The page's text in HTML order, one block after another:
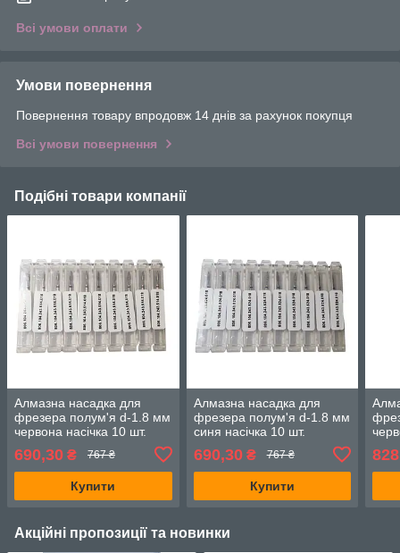
Всі умови оплати
Умови повернення
Повернення товару впродовж 14 днів за рахунок покупця
Всі умови повернення
Подібні товари компанії
Алмазна насадка для
фрезера полум'я d-1.8 мм
червона насічка 10 шт.
690,30 ₴ 767 ₴
Купити
Алмазна насадка для
фрезера полум'я d-1.8 мм
синя насічка 10 шт.
690,30₴ 767 ₴
Купити
828
Акційні пропозиції та новинки